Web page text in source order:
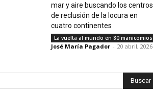
mar y aire buscando los centros
de reclusión de la locura en
cuatro continentes
La vuelta al mundo en 80 manicomios
José María Pagador - 20 abril, 2026
Buscar